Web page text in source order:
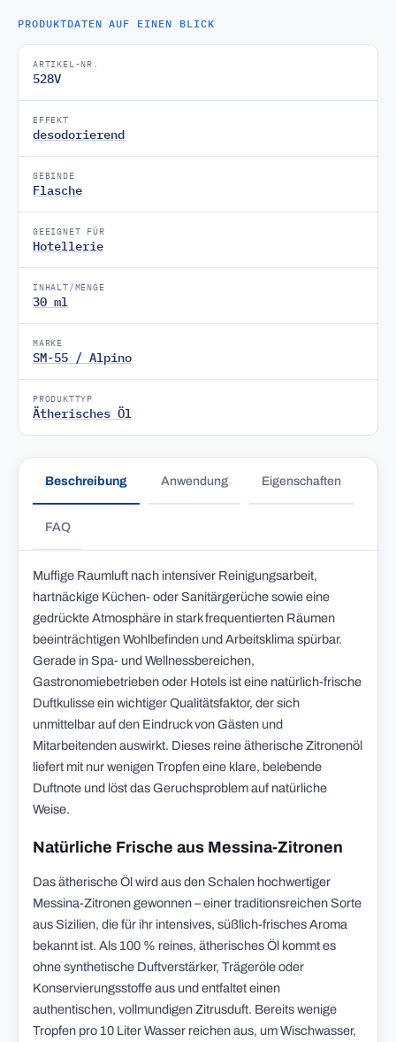
PRODUKTDATEN AUF EINEN BLICK
ARTIKEL-NR.
528V
EFFEKT
desodorierend
GEBINDE
Flasche
GEEIGNET FÜR
Hotellerie
INHALT/MENGE
30 ml
MARKE
SM-55 / Alpino
PRODUKTTYP
Ätherisches Öl
Beschreibung Anwendung Eigenschaften
FAQ
Muffige Raumluft nach intensiver Reinigungsarbeit,
hartnäckige Küchen- oder Sanitärgerüche sowie eine
gedrückte Atmosphäre in stark frequentierten Räumen
beeinträchtigen Wohlbefinden und Arbeitsklima spürbar.
Gerade in Spa- und Wellnessbereichen,
Gastronomiebetrieben oder Hotels ist eine natürlich-frische
Duftkulisse ein wichtiger Qualitätsfaktor, der sich
unmittelbar auf den Eindruck von Gästen und
Mitarbeitenden auswirkt. Dieses reine ätherische Zitronenöl
liefert mit nur wenigen Tropfen eine klare, belebende
Duftnote und löst das Geruchsproblem auf natürliche
Weise.
Natürliche Frische aus Messina-Zitronen
Das ätherische Öl wird aus den Schalen hochwertiger
Messina-Zitronen gewonnen – einer traditionsreichen Sorte
aus Sizilien, die für ihr intensives, süßlich-frisches Aroma
bekannt ist. Als 100 % reines, ätherisches Öl kommt es
ohne synthetische Duftverstärker, Trägeröle oder
Konservierungsstoffe aus und entfaltet einen
authentischen, vollmundigen Zitrusduft. Bereits wenige
Tropfen pro 10 Liter Wasser reichen aus, um Wischwasser,